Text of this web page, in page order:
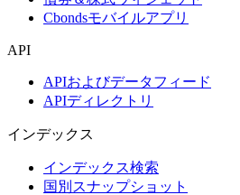
Cbondsモバイルアプリ
API
APIおよびデータフィード
APIディレクトリ
インデックス
インデックス検索
国別スナップショット